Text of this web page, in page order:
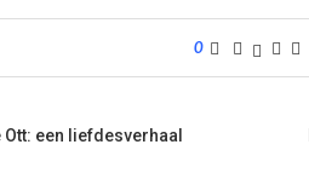
0
een liefdesverhaal